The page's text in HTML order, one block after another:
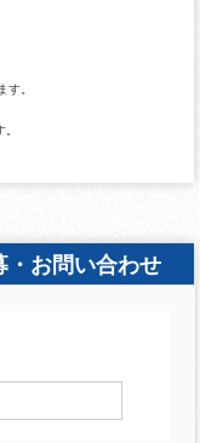
。
お問い合わせ